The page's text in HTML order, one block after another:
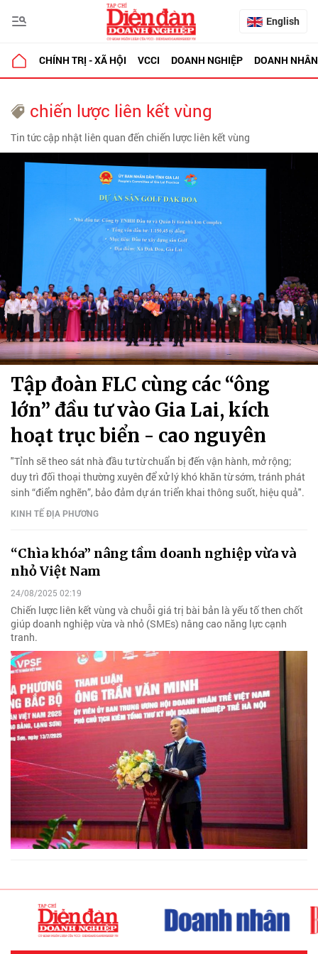
English
CHÍNH TRỊ - XÃ HỘI VCCI DOANH NGHIỆP DOANH NHÂN
chiến lược liên kết vùng
Tin tức cập nhật liên quan đến chiến lược liên kết vùng
Tập đoàn FLC cùng các “ông
lớn” đầu tư vào Gia Lai, kích
hoạt trục biển - cao nguyên
"Tỉnh sẽ theo sát nhà đầu tư từ chuẩn bị đến vận hành, mở rộng;
duy trì đối thoại thường xuyên để xử lý khó khăn từ sớm, tránh phát
sinh “điểm nghẽn”, bảo đảm dự án triển khai thông suốt, hiệu quả".
KINH TẾ ĐỊA PHƯƠNG
“Chìa khóa” nâng tầm doanh nghiệp vừa và
nhỏ Việt Nam
24/08/2025 02:19
Chiến lược liên kết vùng và chuỗi giá trị bài bản là yếu tố then chốt
giúp doanh nghiệp vừa và nhỏ (SMEs) nâng cao năng lực cạnh
tranh.